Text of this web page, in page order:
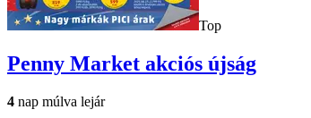
Top
Penny Market akciós újság
4 nap múlva lejár